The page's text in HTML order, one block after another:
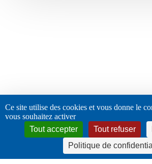
twitter facebook linkedin
Ce site utilise des cookies et vous donne le
vous souhaitez activer
Tout accepter
Tout refuser
Politique de